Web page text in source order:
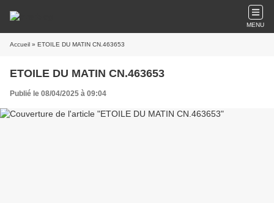
MENU
Accueil » ETOILE DU MATIN CN.463653
ETOILE DU MATIN CN.463653
Publié le 08/04/2025 à 09:04